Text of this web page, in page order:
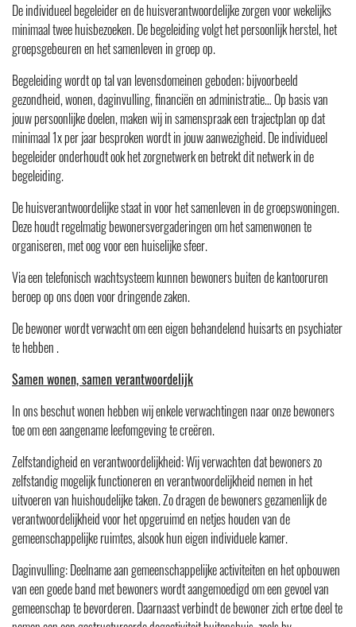
De individueel begeleider en de huisverantwoordelijke zorgen voor wekelijks
minimaal twee huisbezoeken. De begeleiding volgt het persoonlijk herstel, het
groepsgebeuren en het samenleven in groep op.
Begeleiding wordt op tal van levensdomeinen geboden; bijvoorbeeld
gezondheid, wonen, daginvulling, financiën en administratie… Op basis van
jouw persoonlijke doelen, maken wij in samenspraak een trajectplan op dat
minimaal 1x per jaar besproken wordt in jouw aanwezigheid. De individueel
begeleider onderhoudt ook het zorgnetwerk en betrekt dit netwerk in de
begeleiding.
De huisverantwoordelijke staat in voor het samenleven in de groepswoningen.
Deze houdt regelmatig bewonersvergaderingen om het samenwonen te
organiseren, met oog voor een huiselijke sfeer.
Via een telefonisch wachtsysteem kunnen bewoners buiten de kantooruren
beroep op ons doen voor dringende zaken.
De bewoner wordt verwacht om een eigen behandelend huisarts en psychiater
te hebben .
Samen wonen, samen verantwoordelijk
In ons beschut wonen hebben wij enkele verwachtingen naar onze bewoners
toe om een aangename leefomgeving te creëren.
Zelfstandigheid en verantwoordelijkheid: Wij verwachten dat bewoners zo
zelfstandig mogelijk functioneren en verantwoordelijkheid nemen in het
uitvoeren van huishoudelijke taken. Zo dragen de bewoners gezamenlijk de
verantwoordelijkheid voor het opgeruimd en netjes houden van de
gemeenschappelijke ruimtes, alsook hun eigen individuele kamer.
Daginvulling: Deelname aan gemeenschappelijke activiteiten en het opbouwen
van een goede band met bewoners wordt aangemoedigd om een gevoel van
gemeenschap te bevorderen. Daarnaast verbindt de bewoner zich ertoe deel te